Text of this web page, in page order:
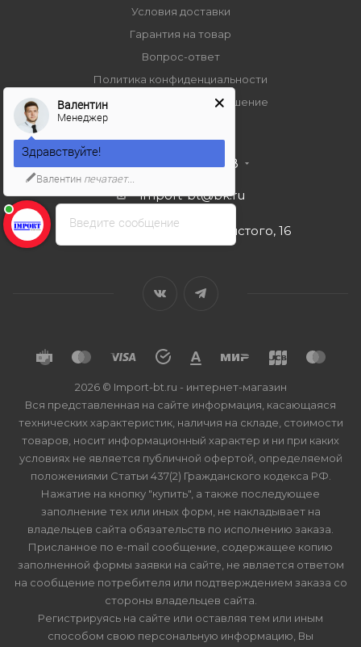
Условия доставки
Гарантия на товар
Вопрос-ответ
Политика конфиденциальности
Пользовательское соглашение
+7 495 989 53 38
import-bt@bk.ru
г. Москва, ул. Льва Толстого, 16
2026 © Import-bt.ru - интернет-магазин
Вся представленная на сайте информация, касающаяся
технических характеристик, наличия на складе, стоимости
товаров, носит информационный характер и ни при каких
условиях не является публичной офертой, определяемой
положениями Статьи 437(2) Гражданского кодекса РФ.
Нажатие на кнопку "купить", а также последующее
заполнение тех или иных форм, не накладывает на
владельцев сайта обязательств по исполнению заказа.
Присланное по e-mail сообщение, содержащее копию
заполненной формы заявки на сайте, не является ответом
на сообщение потребителя или подтверждением заказа со
стороны владельцев сайта.
Регистрируясь на сайте или оставляя тем или иным
способом свою персональную информацию, Вы
Введите сообщение
Валентин
Менеджер
Здравствуйте!
Валентин печатает...